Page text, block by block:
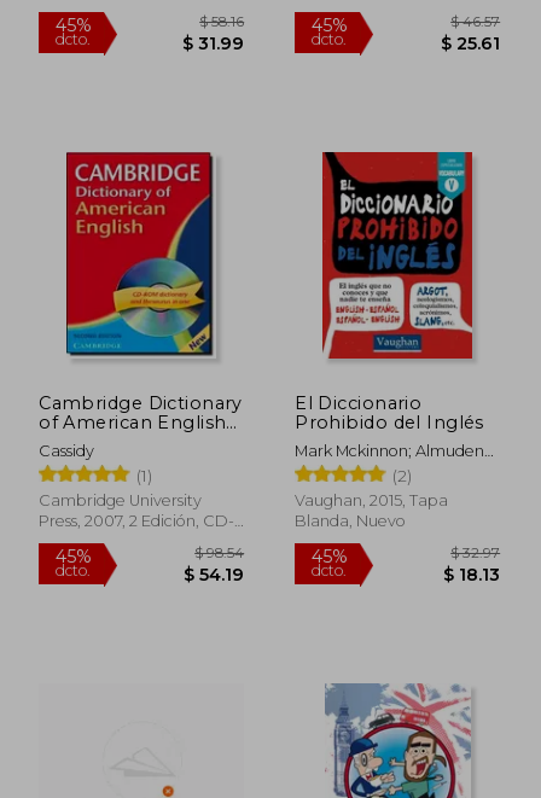
45%
dcto. $ 31.99
45%
dcto.
Cambridge Dictionary
of American English
Camb Dict American
eng With cd 2ed (en
Inglés)
Cassidy
(1)
Cambridge University
Press, 2007, 2 Edición, CD-
ROM, Nuevo
El Diccionario
Prohibido del Inglés
Mark Mckinnon; Almudena
Sáiz García
(2)
Vaughan, 2015, Tapa
Blanda, Nuevo
45%
dcto.